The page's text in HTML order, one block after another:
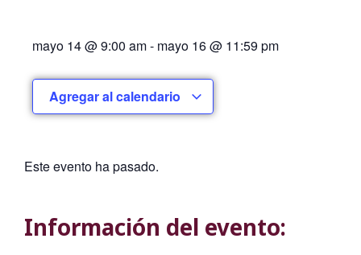
mayo 14@9:00 am- mayo 16@ 11:59 pm
Agregar al calendario
Este evento ha pasado.
Información del evento: